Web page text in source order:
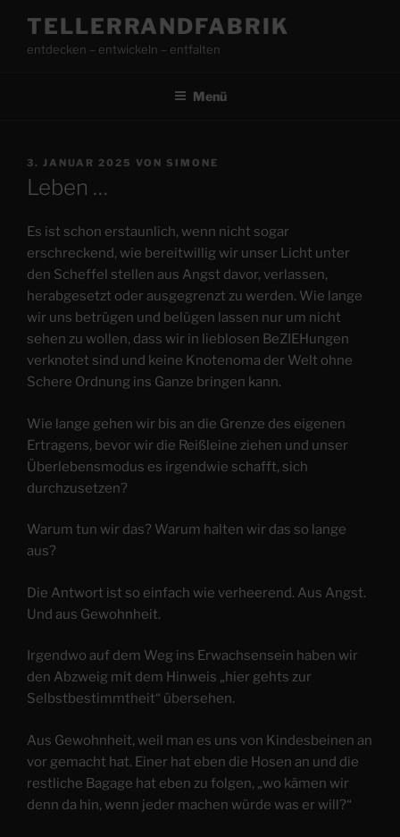
Inhalt
springen
TELLERRANDFABRIK
entdecken – entwickeln – entfalten
Menü
VERÖFFENTLICHT
AM
3. JANUAR 2025 VON SIMONE
Leben …
Es ist schon erstaunlich, wenn nicht sogar
erschreckend, wie bereitwillig wir unser Licht unter
den Scheffel stellen aus Angst davor, verlassen,
herabgesetzt oder ausgegrenzt zu werden. Wie lange
wir uns betrügen und belügen lassen nur um nicht
sehen zu wollen, dass wir in lieblosen BeZIEHungen
verknotet sind und keine Knotenoma der Welt ohne
Schere Ordnung ins Ganze bringen kann.
Wie lange gehen wir bis an die Grenze des eigenen
Ertragens, bevor wir die Reißleine ziehen und unser
Überlebensmodus es irgendwie schafft, sich
durchzusetzen?
Warum tun wir das? Warum halten wir das so lange
aus?
Die Antwort ist so einfach wie verheerend. Aus Angst.
Und aus Gewohnheit.
Irgendwo auf dem Weg ins Erwachsensein haben wir
den Abzweig mit dem Hinweis „hier gehts zur
Selbstbestimmtheit“ übersehen.
Aus Gewohnheit, weil man es uns von Kindesbeinen an
vor gemacht hat. Einer hat eben die Hosen an und die
restliche Bagage hat eben zu folgen, „wo kämen wir
denn da hin, wenn jeder machen würde was er will?“